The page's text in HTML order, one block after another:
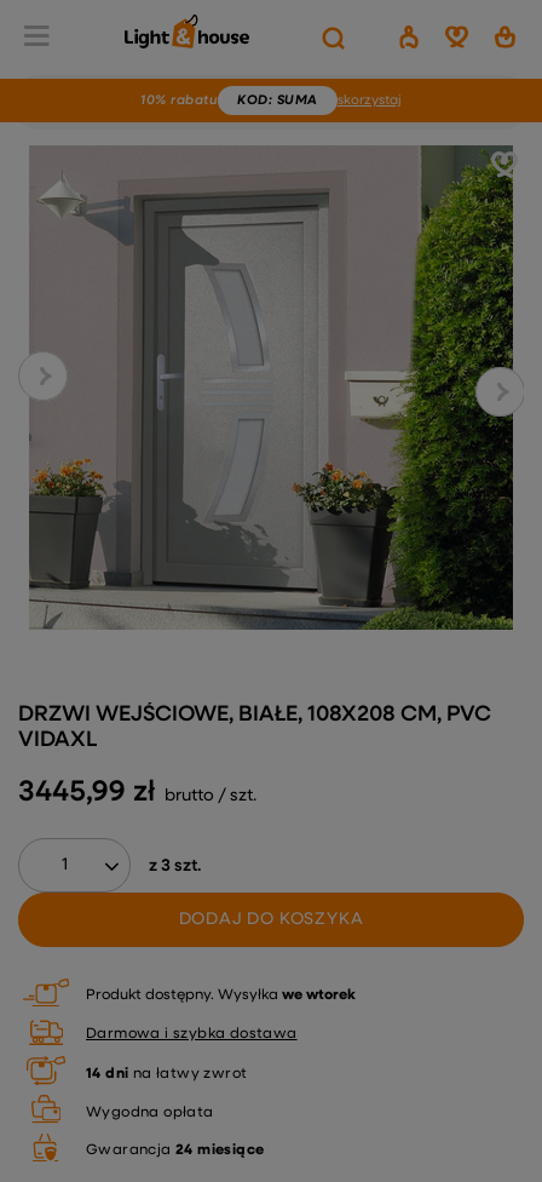
10% rabatu KOD: SUMA skorzystaj
3445,99 zł brutto / szt.
z 3 szt.
DODAJ DO KOSZYKA
DRZWI WEJŚCIOWE, BIAŁE, 108X208 CM, PVC
VIDAXL
Produkt dostępny Wysyłka we wtorek
Darmowa i szybka dostawa
14 dni na łatwy zwrot
Wygodna opłata
Gwarancja 24 miesiące